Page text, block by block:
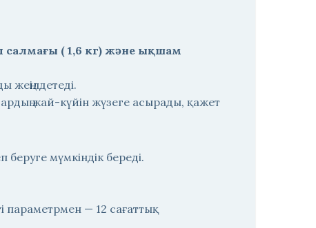
салмағы ( 1,6 кг) және ықшам
жай-күйін жүзеге асырады, қажет
мүмкіндік береді.
параметрмен — 12 сағаттық